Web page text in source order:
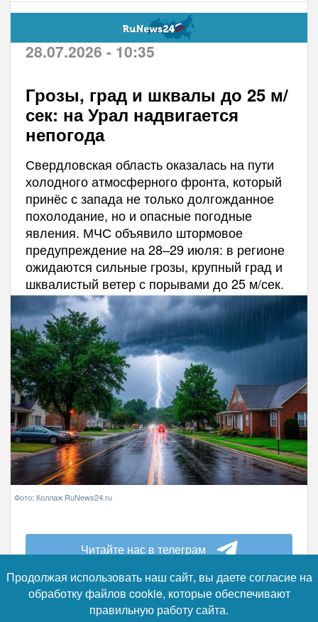
28.07.2026 - 10:35
Грозы, град и шквалы до 25 м/
сек: на Урал надвигается
непогода
Свердловская область оказалась на пути
холодного атмосферного фронта, который
принёс с запада не только долгожданное
похолодание, но и опасные погодные
явления. МЧС объявило штормовое
предупреждение на 28–29 июля: в регионе
ожидаются сильные грозы, крупный град и
шквалистый ветер с порывами до 25 м/сек.
Фото: Коллаж RuNews24.ru
Читайте нас в телеграм
По данным метеоролога Алексея Пулина,
днём и вечером 28 июля возможна не
Продолжая использовать наш сайт, вы даете согласие на
обработку файлов cookie, которые обеспечивают
правильную работу сайта.